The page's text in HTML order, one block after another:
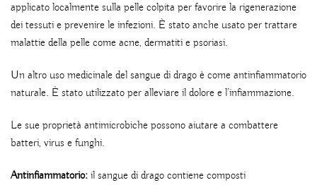
applicato localmente sulla pelle colpita per favorire la rigenerazione
dei tessuti e prevenire le infezioni. È stato anche usato per trattare
malattie della pelle come acne, dermatiti e psoriasi.
Un altro uso medicinale del sangue di drago è come antinfiammatorio
naturale. È stato utilizzato per alleviare il dolore e l’infiammazione.
Le sue proprietà antimicrobiche possono aiutare a combattere
batteri, virus e funghi.
Antinfiammatorio: il sangue di drago contiene composti